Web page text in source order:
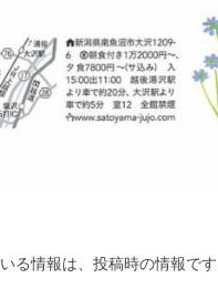
る情報は、投稿時の情報です